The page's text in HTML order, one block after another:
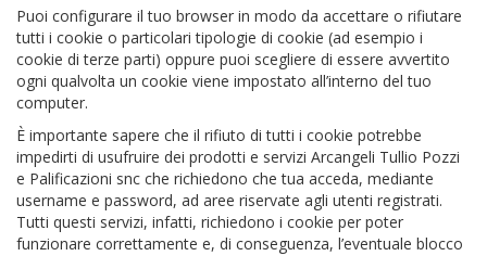
Puoi configurare il tuo browser in modo da accettare o rifiutare
tutti i cookie o particolari tipologie di cookie (ad esempio i
cookie di terze parti) oppure puoi scegliere di essere avvertito
ogni qualvolta un cookie viene impostato all’interno del tuo
computer.
È importante sapere che il rifiuto di tutti i cookie potrebbe
impedirti di usufruire dei prodotti e servizi Arcangeli Tullio Pozzi
e Palificazioni snc che richiedono che tua acceda, mediante
username e password, ad aree riservate agli utenti registrati.
Tutti questi servizi, infatti, richiedono i cookie per poter
funzionare correttamente e, di conseguenza, l’eventuale blocco